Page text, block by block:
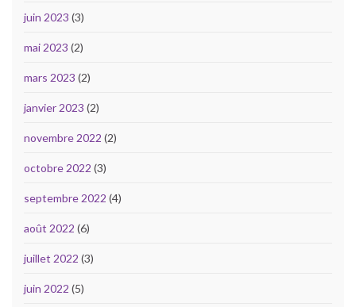
juin 2023 (3)
mai 2023 (2)
mars 2023 (2)
janvier 2023 (2)
novembre 2022 (2)
octobre 2022 (3)
septembre 2022 (4)
août 2022 (6)
juillet 2022 (3)
juin 2022 (5)